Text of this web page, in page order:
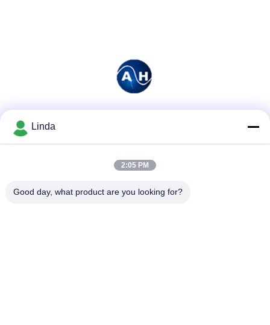
Linda
2:05 PM
Good day, what product are you looking for?